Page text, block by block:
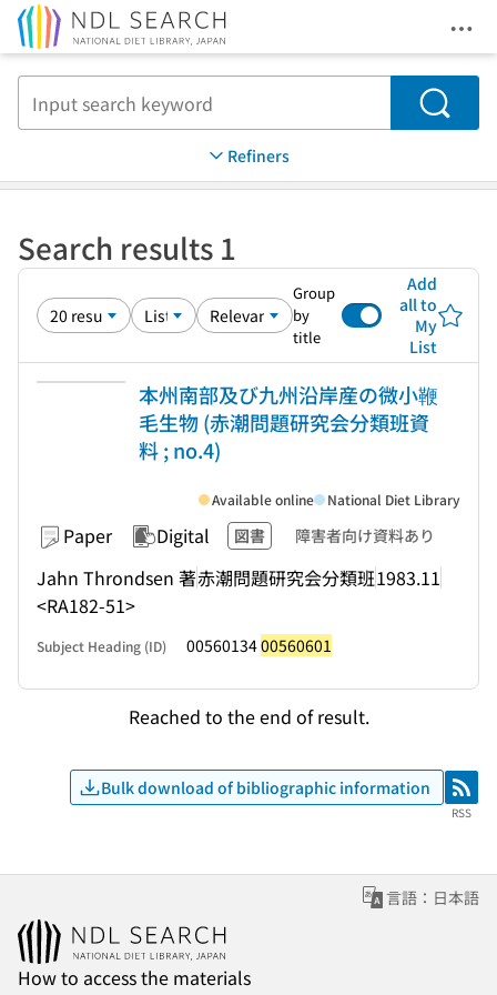
Search
Refiners
Search results 1
Group
by
title
Add
all to
My
List
本州南部及び九州沿岸産の微小鞭
毛生物 (赤潮問題研究会分類班資
料 ; no.4)
Paper Digital 図書 障害者向け資料あり
Jahn Throndsen 著赤潮問題研究会分類班1983.11
<RA182-51>
Available online National Diet Library
Subject Heading (ID) 0056013400560601
Reached to the end of result.
Bulk download of bibliographic information RSS
RSS
言語：日本語
How to access the materials